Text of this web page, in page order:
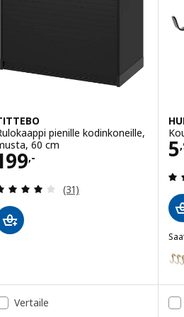
pienille kodinkoneille,
60 cm
,- 199,-
Arvio: 3.9 / 5 tähteä.
(31)
5,
Vertaile